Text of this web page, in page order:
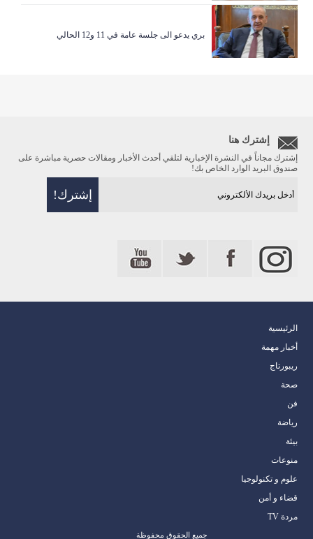
بري يدعو الى جلسة عامة في 11 و12 الحالي
إشترك هنا
إشترك مجاناً في النشرة الإخبارية لتلقي أحدث الأخبار ومقالات حصرية مباشرة على
صندوق البريد الوارد الخاص بك!
الرئيسية
أخبار مهمة
ريبورتاج
صحة
فن
رياضة
بيئة
منوعات
علوم و تكنولوجيا
قضاء و أمن
مردة TV
جميع الحقوق محفوظة